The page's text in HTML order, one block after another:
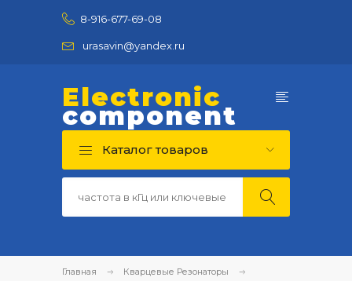
8-916-677-69-08
urasavin@yandex.ru
Electronic
component
Каталог товаров
Главная
Кварцевые Резонаторы